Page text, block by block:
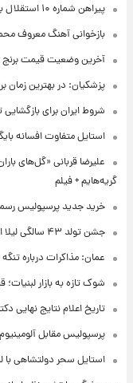
پیراهن شماره ۱۰ استقلال به جانشین رامین رضاییان رسید + عکس
بازخوانی آهنگ معروف
آخرین وضعیت قیمت
پزشکیان: در بهترین زمان
شروط ایران برای
استایل متفاوت افسانه بایگان در ۶۴
علیرضا قربانی «گل‌های
گریه‌هایم + فیلم
خرید جدید پرسپولیس
جشن تولد ۴۳ سالگی لیلا اوتادی با یک سورپرایز ویژه + فیلم
عمان: مذاکرات درباره
شوک تازه به بازار
تاریخ اعلام نتایج
پرسپولیس مقابل
استایل سحر دولتشاهی